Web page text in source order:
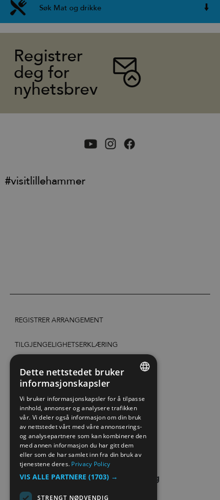
Søk Mat og drikke
Registrer
deg for
nyhetsbrev
#visitlillehammer
REGISTRER ARRANGEMENT
TILGJENGELIGHETSERKLÆRING
PERSONVERN & COOKIES
EXTRANET
KONTAKT OSS
NORWEGIAN
GERMAN
Dette nettstedet bruker
informasjonskapsler
Vi bruker informasjonskapsler for å tilpasse
innhold, annonser og analysere trafikken
vår. Vi deler også informasjon om din bruk
av nettstedet vårt med våre annonserings-
og analysepartnere som kan kombinere den
med annen informasjon du har gitt dem
eller som de har samlet inn fra din bruk av
tjenestene deres. Privacy Policy
VIS ALLE PARTNERE (1703) →
STRENGT NØDVENDIG